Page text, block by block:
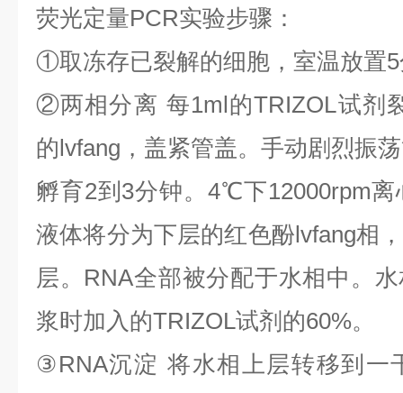
荧光定量PCR实验步骤：
①取冻存已裂解的细胞，室温放置5
②两相分离 每1ml的TRIZOL试剂
的lvfang ，盖紧管盖。手动剧烈振
孵育2到 3分钟。 4℃下12000rpm离
液体将分为下层的红色酚lvfang相
层。 RNA全部被分配于水相中。
浆时加入的TRIZOL试剂的60%。
③RNA沉淀 将水相上层转移到一